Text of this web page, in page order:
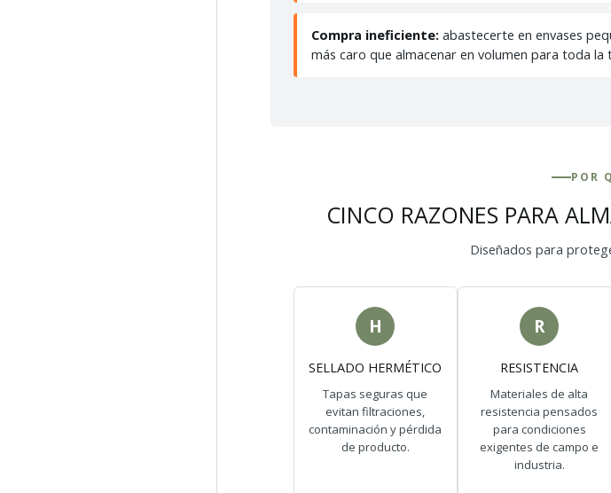
Compra ineficiente: abastecerte en envases
más caro que almacenar en volumen para toda la
POR
CINCO RAZONES PARA
Diseñados para
H
SELLADO HERMÉTICO
Tapas seguras que
evitan filtraciones,
contaminación y pérdida
de producto.
R
RESISTENCIA
Materiales de alta
resistencia pensados
para condiciones
exigentes de campo e
industria.